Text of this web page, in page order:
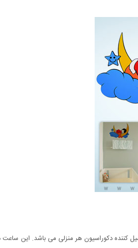
دکوراسیون هر منزلی می باشد. این ساعت